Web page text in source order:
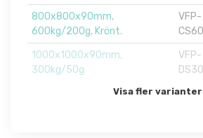
800x800x90mm,
600kg/200g, Krönt.
VFP-
1000x1000x90mm,
300kg/50g
VFP-
Visa fler varianter